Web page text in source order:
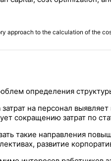
approach to the calculation of the
определения
на персонал
сокращению затрат по
такие направления
развитие